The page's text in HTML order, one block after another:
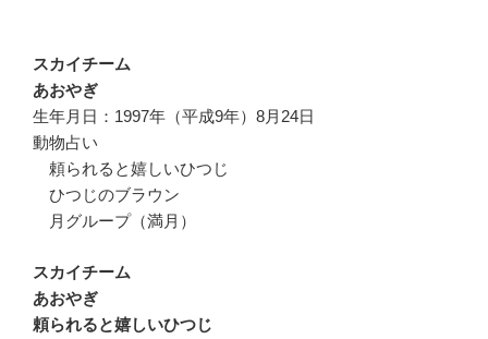
スカイチーム
あおやぎ
生年月日：1997年（平成9年）8月24日
動物占い
頼られると嬉しいひつじ
ひつじのブラウン
月グループ（満月）
スカイチーム
あおやぎ
頼られると嬉しいひつじ